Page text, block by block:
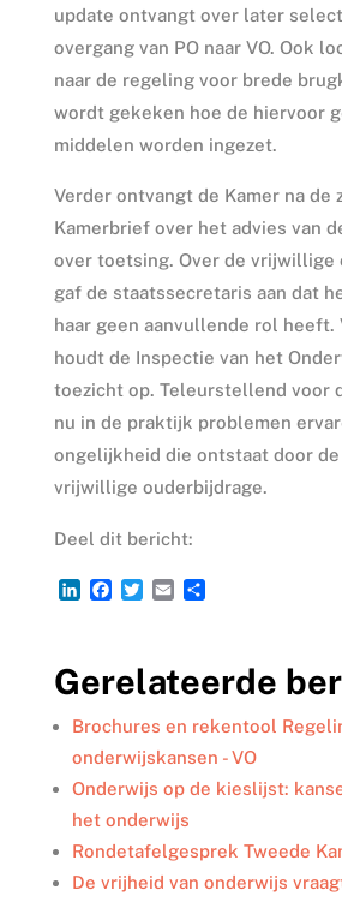
update ontvangt over later
overgang van PO naar VO. Ook
naar de regeling voor brede
wordt gekeken hoe de hiervoor
middelen worden ingezet.
Verder ontvangt de Kamer na de
Kamerbrief over het advies van
over toetsing. Over de vrijwillige
gaf de staatssecretaris aan dat
haar geen aanvullende rol heeft.
houdt de Inspectie van het
toezicht op. Teleurstellend voor
nu in de praktijk problemen
ongelijkheid die ontstaat door
vrijwillige ouderbijdrage.
Deel dit bericht:
L
e
d
I
n
F
b
o
o
k
T
t
e
r
E
l
D
n
Gerelateerde
Brochures en rekentool
onderwijskansen - VO
Onderwijs op de kieslijst:
het onderwijs
Rondetafelgesprek Tweede
De vrijheid van onderwijs